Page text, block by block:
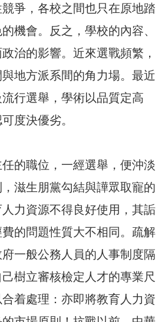
爭，各校之間也只在原地踏
機會。反之，學校的內容、
治的影響。近來選戰頻繁，
地方派系間的角力場。最近
行選舉，學術以品質定高
度決優劣。
的職位，一經選舉，便沖淡
滋生朋黨勾結與譁眾取寵的
力資源不得良好使用，其詬
的問題性質大不相同。疏解
一般公務人員的人事制度隔
樹立審核檢定人才的專業尺
着處理：亦即將教育人力資